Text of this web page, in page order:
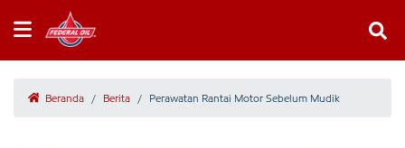
Beranda / Berita / Perawatan Rantai Motor Sebelum Mudik